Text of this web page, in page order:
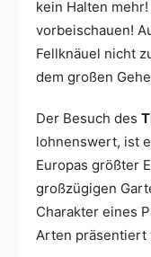
kein Halten
vorbeischauen!
Fellknäuel nicht
dem großen
Der Besuch des
lohnenswert, ist
Europas größter
großzügigen
Charakter eines
Arten präsentiert